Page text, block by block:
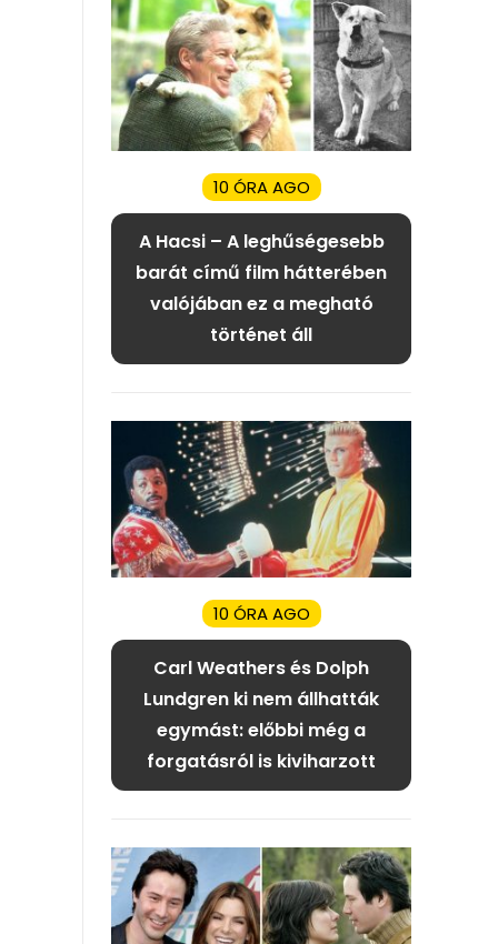
10 ÓRA AGO
A Hacsi – A leghűségesebb
barát című film hátterében
valójában ez a megható
történet áll
10 ÓRA AGO
Carl Weathers és Dolph
Lundgren ki nem állhatták
egymást: előbbi még a
forgatásról is kiviharzott